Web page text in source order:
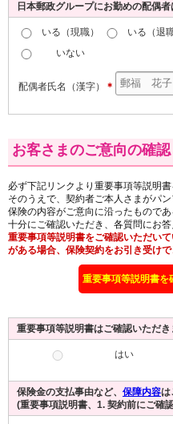
日本郵政グループにお勤めの配偶
いる（現職）
いる（退職
いない
配偶者氏名（漢字） ＊
お客さまのご意向の確認
必ず下記リンクより重要事項等説明書
そのうえで、契約者ご本人さまがパ
保険の内容がご意向に沿ったもので
十分にご確認いただき、各質問にお答
重要事項等説明書をご確認いただい
がある場合、保険契約をお引き受けで
重要事項等説明書を
重要事項等説明書はご確認いただ
はい
保険金の支払事由など、 保障内容は
(重要事項説明書、1. 契約前にご確